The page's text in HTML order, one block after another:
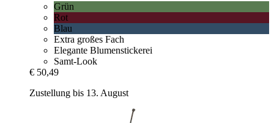
Grün
Rot
Blau
Extra großes Fach
Elegante Blumenstickerei
Samt-Look
€ 50,49
Zustellung bis 13. August